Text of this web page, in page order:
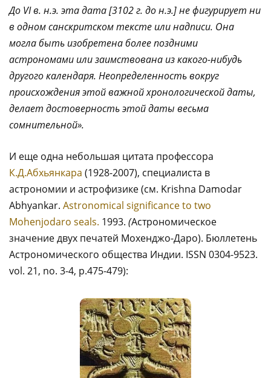
До VIв. н.э. эта дата [3102 г. до н.э.] не фигурирует ни
в одном санскритском тексте или надписи. Она
могла быть изобретена более поздними
астрономами или заимствована из какого-нибудь
другого календаря. Неопределенность вокруг
происхождения этой важной хронологической даты,
делает достоверность этой даты весьма
сомнительной».
И еще одна небольшая цитата профессора
К.Д.Абхьянкара (1928-2007), специалиста в
астрономии и астрофизике (см. Krishna Damodar
Abhyankar. Astronomical significance to two
Mohenjodaro seals. 1993. (Астрономическое
значение двух печатей Мохенджо-Даро). Бюллетень
Астрономического общества Индии. ISSN 0304-9523.
vol. 21, no. 3-4, p.475-479):